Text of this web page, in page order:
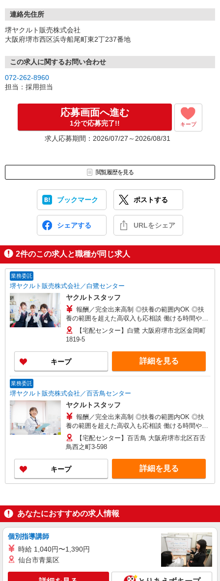
連絡先住所
堺ヤクルト販売株式会社
大阪府堺市西区浜寺船尾町東2丁237番地
この求人に関するお問い合わせ
072-262-8960
担当：採用担当
応募画面へ進む
1分で応募完了!! キープ
求人応募期間：2026/07/27～2026/08/31
閲覧履歴を見る
ブックマーク ポストする
シェアする URLをシェア
2件のこの求人と職種が同じ求人
業務委託
堺ヤクルト販売株式会社／白鷺センター
ヤクルトスタッフ
報酬／完全出来高制 ◎扶養の範囲内OK ◎扶
養の範囲を超えた高収入も応相談 働ける時間や環
境に合わせて最大限に考慮します。 初めての方・
少しでも不安のある方、お気軽にお問い合わせく
は日割計算） ※収入補償期間／4ヶ月間（お仕事
開始月を含む） 収入保障期間：4か月
【宅配センター】白鷺 大阪府堺市北区金岡町
1819-5
キープ 詳細を見る
業務委託
堺ヤクルト販売株式会社／百舌鳥センター
ヤクルトスタッフ
報酬／完全出来高制 ◎扶養の範囲内OK ◎扶
養の範囲を超えた高収入も応相談 働ける時間や環
境に合わせて最大限に考慮します。 初めての方・
少しでも不安のある方、お気軽にお問い合わせく
ださい！ ※収入補償／月9万円（お仕事を開始月
は日割計算） ※収入補償期間／4ヶ月間（お仕事
開始月を含む） 収入保障期間：4か月
【宅配センター】百舌鳥 大阪府堺市北区百舌
鳥西之町3-598
キープ 詳細を見る
あなたにおすすめの求人情報
個別指導講師
時給 1,040円〜1,390円
仙台市青葉区